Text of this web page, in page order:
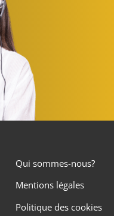
Qui sommes-nous?
Mentions légales
Politique des cookies